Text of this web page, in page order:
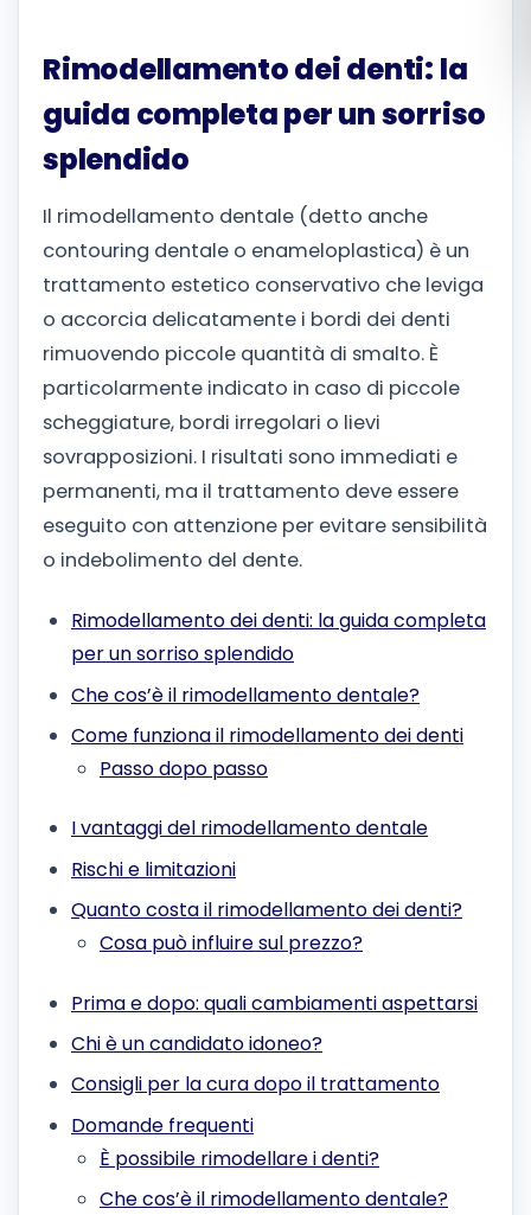
Română
Русский
Rimodellamento dei denti: la
guida completa per un sorriso
splendido
Il rimodellamento dentale (detto anche
contouring dentale o enameloplastica) è un
trattamento estetico conservativo che leviga
o accorcia delicatamente i bordi dei denti
rimuovendo piccole quantità di smalto. È
particolarmente indicato in caso di piccole
scheggiature, bordi irregolari o lievi
sovrapposizioni. I risultati sono immediati e
permanenti, ma il trattamento deve essere
eseguito con attenzione per evitare sensibilità
o indebolimento del dente.
Rimodellamento dei denti: la guida completa
per un sorriso splendido
Che cos’è il rimodellamento dentale?
Come funziona il rimodellamento dei denti
Passo dopo passo
I vantaggi del rimodellamento dentale
Rischi e limitazioni
Quanto costa il rimodellamento dei denti?
Cosa può influire sul prezzo?
Prima e dopo: quali cambiamenti aspettarsi
Chi è un candidato idoneo?
Consigli per la cura dopo il trattamento
Domande frequenti
È possibile rimodellare i denti?
Che cos’è il rimodellamento dentale?